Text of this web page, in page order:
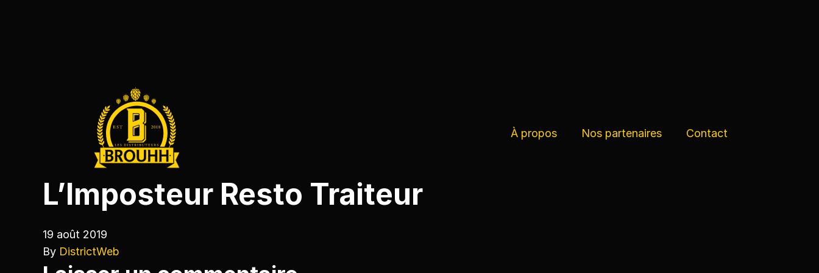
À propos Nos partenaires Contact
L’Imposteur Resto Traiteur
19 août 2019
By DistrictWeb